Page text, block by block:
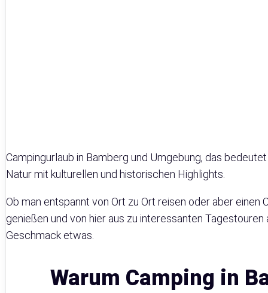
Campingurlaub in Bamberg und Umgebung, das
Natur mit kulturellen und historischen Highlights.
Ob man entspannt von Ort zu Ort reisen oder aber
genießen und von hier aus zu interessanten
Geschmack etwas.
Warum Camping in